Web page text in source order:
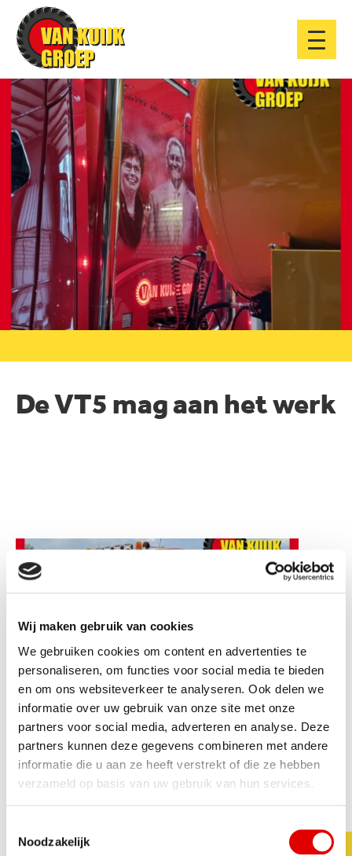
Wij maken gebruik van cookies
We gebruiken cookies om content en advertenties te
personaliseren, om functies voor social media te bieden
en om ons websiteverkeer te analyseren. Ook delen we
informatie over uw gebruik van onze site met onze
partners voor social media, adverteren en analyse. Deze
partners kunnen deze gegevens combineren met andere
informatie die u aan ze heeft verstrekt of die ze hebben
verzameld op basis van uw gebruik van hun services.
Noodzakelijk
De VT5 mag aan het werk
JUBILEUMEDITIE
En dan mag hij mee in het
Afgelopen vrijdag is onze jubileumeditie overhandigd